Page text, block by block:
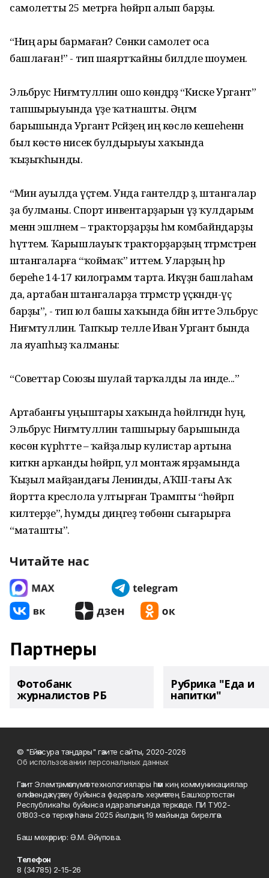
самолетты 25 метрға һөйрәп алып барҙы.
“Ниңә ары бармаған? Сөнки самолет оса
башлаған!” - тип шаяртҡайны билдәле шоумен.
Эльбрус Ниғмәтуллин ошо көндәрҙә “Киске Ургант”
тапшырыуында үҙе ҡатнашты. Әңгәмә
барышында Ургант Рәсәйҙең иң көслө кешеһенән
был көстө нисек булдырыуы хаҡында
ҡыҙыҡһынды.
“Мин ауылда үҫтем. Унда гантелдәр ҙә, штангалар
ҙа булманы. Спорт инвентарҙарын үҙ ҡулдарым
менән эшләнем – тракторҙарҙы һәм комбайндарҙы
һүттем. Ҡарышлауыҡ тракторҙарҙың тәгәрмәстәрен
штангаларға “ҡоймаҡ” иттем. Уларҙың һәр
береһе 14-17 килограмм тарта. Икәүҙән башлаһам
да, артабан штангаларҙа тәгәрмәстәр үҫкәндән-үҫә
барҙы”, - тип юл башы хаҡында бәйән итте Эльбрус
Ниғмәтуллин. Тапҡыр телле Иван Ургант бында
ла яуапһыҙ ҡалманы:
“Советтар Союзы шулай тарҡалды ла инде...”
Артабанғы уңыштары хаҡында һөйләгәндән һуң,
Эльбрус Ниғмәтуллин тапшырыу барышында
көсөн күрһәтте – ҡайҙалыр кулистар артына
киткән арҡанды һөйрәп, ул монтаж ярҙамында
Ҡыҙыл майҙандағы Ленинды, АҠШ-тағы Аҡ
йортта креслола ултырған Трампты “һөйрәп
килтерҙе”, һумды диңгеҙ төбөнән сығарырға
“маташты”.
Читайте нас
Партнеры
Фотобанк
журналистов РБ
Рубрика "Еда и
напитки"
© "Ейәнсура таңдары" гәзите сайты, 2020-2026
Об использовании персональных данных
Гәзит Элемтә, мәғлүмәт технологиялары һәм киң коммуникациялар
өлкәһендә күҙәтеү буйынса федераль хеҙмәттең Башҡортостан
Республикаһы буйынса идаралығында теркәлде. ПИ ТУ02-
01803-сө теркәү һаны 2025 йылдың 19 майында бирелгән.
Баш мөхәррир: Ә.М. Әйүпова.
Телефон
8 (34785) 2-15-26